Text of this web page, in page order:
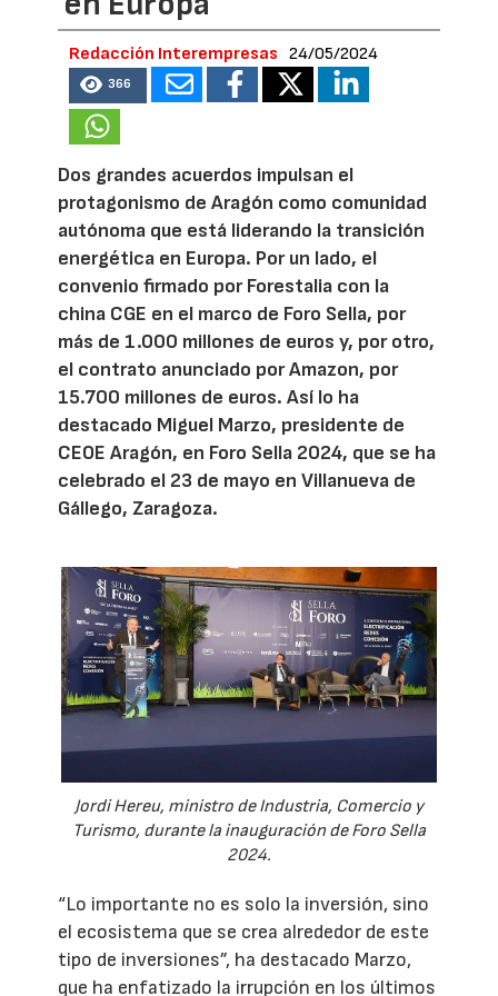
Redacción Interempresas 24/05/2024
366
Dos grandes acuerdos impulsan el
protagonismo de Aragón como comunidad
autónoma que está liderando la transición
energética en Europa. Por un lado, el
convenio firmado por Forestalia con la
china CGE en el marco de Foro Sella, por
más de 1.000 millones de euros y, por otro,
el contrato anunciado por Amazon, por
15.700 millones de euros. Así lo ha
destacado Miguel Marzo, presidente de
CEOE Aragón, en Foro Sella 2024, que se ha
celebrado el 23 de mayo en Villanueva de
Gállego, Zaragoza.
Jordi Hereu, ministro de Industria, Comercio y
Turismo, durante la inauguración de Foro Sella
2024.
“Lo importante no es solo la inversión, sino
el ecosistema que se crea alrededor de este
tipo de inversiones”, ha destacado Marzo,
que ha enfatizado la irrupción en los últimos